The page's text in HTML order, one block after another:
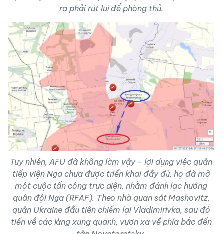
ra phải rút lui để phòng thủ.
Tuy nhiên, AFU đã không làm vậy - lợi dụng việc quân
tiếp viện Nga chưa được triển khai đầy đủ, họ đã mở
một cuộc tấn công trực diện, nhằm đánh lạc hướng
quân đội Nga (RFAF). Theo nhà quan sát Mashovitz,
quân Ukraine đầu tiên chiếm lại Vladimirivka, sau đó
tiến về các làng xung quanh, vươn xa về phía bắc đến